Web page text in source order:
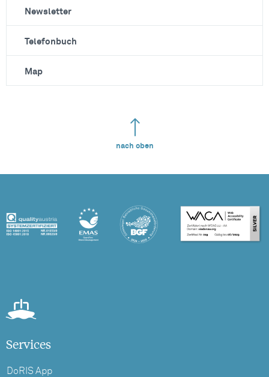
Newsletter
Telefonbuch
Map
nach oben
Services
DoRIS App